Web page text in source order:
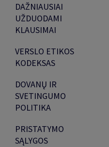
DAŽNIAUSIAI
UŽDUODAMI
KLAUSIMAI
VERSLO ETIKOS
KODEKSAS
DOVANŲ IR
SVETINGUMO
POLITIKA
PRISTATYMO
SĄLYGOS